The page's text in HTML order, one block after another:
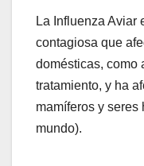
La Influenza Aviar
contagiosa que
domésticas, como
tratamiento, y ha
mamíferos y seres
mundo).